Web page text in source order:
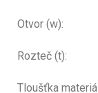
Otvor (w):
Rozteč
Tloušťka